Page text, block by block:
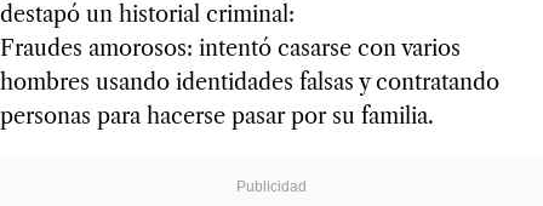
destapó un historial criminal:
Fraudes amorosos: intentó casarse con varios
hombres usando identidades falsas y contratando
personas para hacerse pasar por su familia.